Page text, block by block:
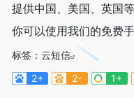
提供中国、美国、英国
你可以使用我们的免费
标签： 云短信
2+
2- 1+